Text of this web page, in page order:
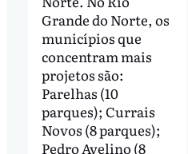
Grande do Norte, os
municípios que
concentram mais
projetos são:
Parelhas (10
parques); Currais
Novos (8 parques);
Pedro Avelino (8